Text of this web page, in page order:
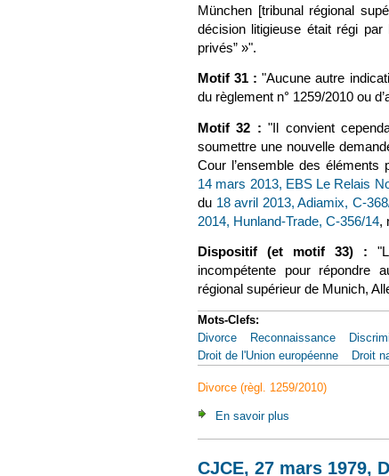
München [tribunal régional
décision litigieuse était régi par
privés” »".
Motif 31 : "Aucune autre
du règlement n° 1259/2010 ou
Motif 32 : "Il convient
soumettre une nouvelle
Cour l’ensemble des
14 mars 2013, EBS Le Relais
du 18 avril 2013, Adiamix,
2014, Hunland-Trade, C‑356/14,
Dispositif (et motif 33) :
incompétente pour répondre
régional supérieur de Munich,
Mots-Clefs:
Divorce
Reconnaissance
Droit de l'Union européenne
Droit
Divorce (règl. 1259/2010)
En savoir plus
CJCE, 27 mars 1979,